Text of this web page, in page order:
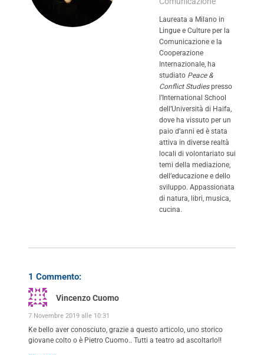
Laureata a Milano in
Lingue e Culture per la
Comunicazione e la
Cooperazione
Internazionale, ha
studiato Peace &
Conflict Studiespresso
l’International School
dell’Università di Haifa,
dove ha vissuto per un
paio d’anni ed è stata
attiva in diverse realtà
locali di volontariato sui
temi della mediazione,
dell’educazione e dello
sviluppo. Appassionata
di natura, libri, musica,
cucina.
1 Commento:
Vincenzo Cuomo
7 Novembre 2019 alle 10:31
Ke bello aver conosciuto, grazie a questo articolo, uno storico
giovane colto o è Pietro Cuomo.. Tutti a teatro ad ascoltarlo!!